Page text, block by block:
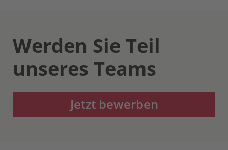
Werden Sie Teil
unseres Teams
Jetzt bewerben